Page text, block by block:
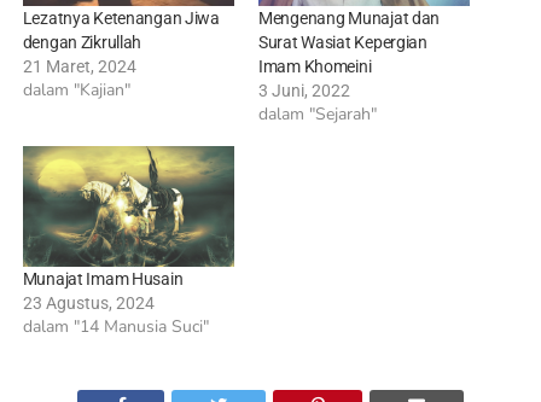
Lezatnya Ketenangan Jiwa
dengan Zikrullah
21 Maret, 2024
dalam "Kajian"
Mengenang Munajat dan
Surat Wasiat Kepergian
Imam Khomeini
3 Juni, 2022
dalam "Sejarah"
Munajat Imam Husain
23 Agustus, 2024
dalam "14 Manusia Suci"